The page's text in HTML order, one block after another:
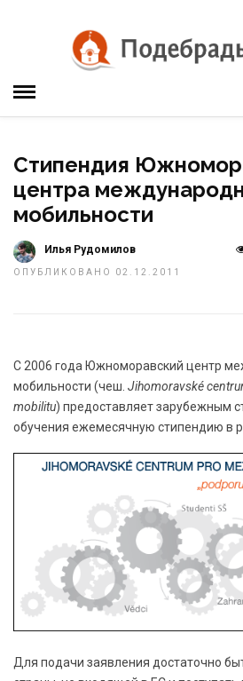
Стипендия
центра
мобильности
Илья Рудомилов
ОПУБЛИКОВАНО 02.12.2011
С 2006 года Южноморавский центр
мобильности (чеш. Jihomoravské
mobilitu) предоставляет зарубежным
обучения ежемесячную стипендию в
Для подачи заявления достаточно